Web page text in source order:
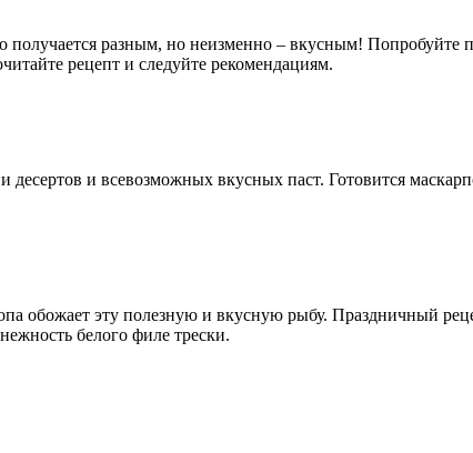
разным, но неизменно – вкусным! Попробуйте
рецепт и следуйте рекомендациям.
и всевозможных вкусных паст. Готовится
обожает эту полезную и вкусную рыбу. Праздничный
белого филе трески.